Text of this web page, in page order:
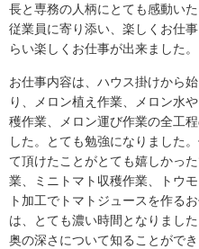
長と専務の人柄にとても感動い
従業員に寄り添い、楽しくお仕
らい楽しくお仕事が出来ました。
お仕事内容は、ハウス掛けから
り、メロン植え作業、メロン水
穫作業、メロン運び作業の全工
した。とても勉強になりました
て頂けたことがとても嬉しかっ
業、ミニトマト収穫作業、トウ
ト加工でトマトジュースを作る
は、とても濃い時間となりまし
奥の深さについて知ることがで